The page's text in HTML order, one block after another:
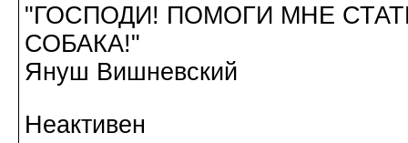
"ГОСПОДИ! ПОМОГИ МНЕ
СОБАКА!"
Януш Вишневский
Неактивен